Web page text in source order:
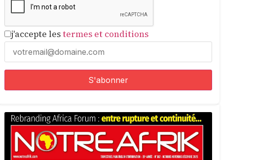
j'accepte lestermes et conditions